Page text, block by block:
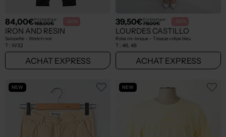
84,00€Prix boutique :
168,00€ -50%
IRON AND RESIN
Salopette - Stretch noir
T : W32
ACHAT EXPRESS
39,50€Prix boutique :
79,00€ -50%
LOURDES CASTILLO
Robe mi-longue - Tissage crêpe bleu
T : 46, 48
ACHAT EXPRESS
NEW NEW